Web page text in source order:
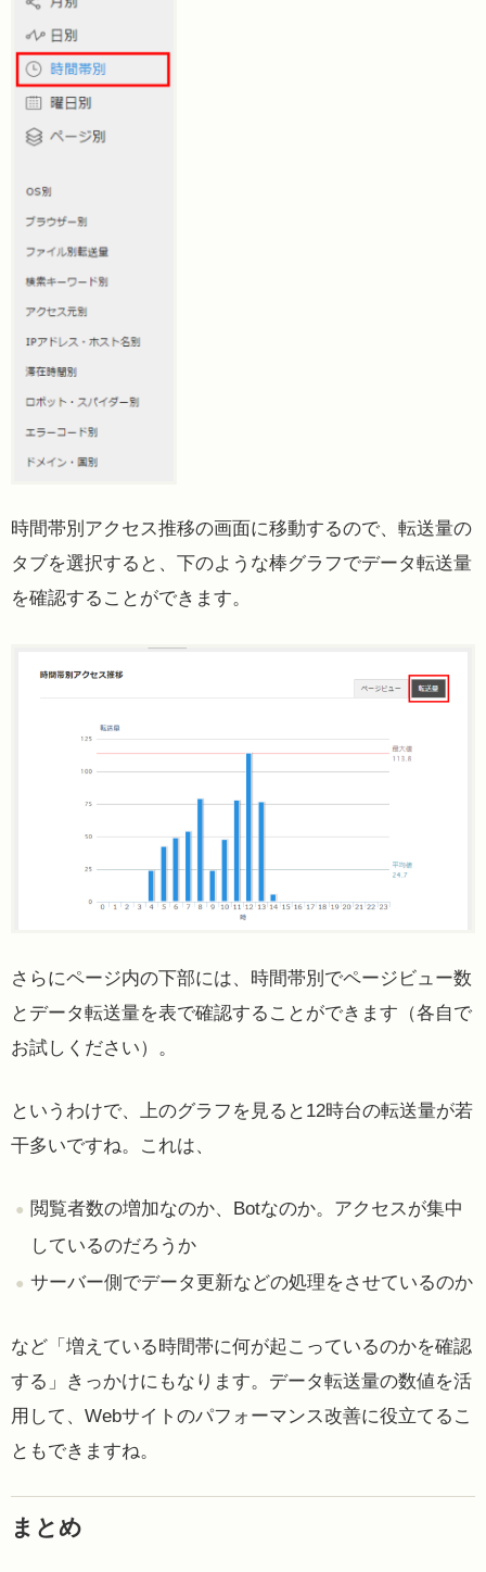
時間帯別アクセス推移の画面に移動するので、転送量の
タブを選択すると、下のような棒グラフでデータ転送量
を確認することができます。
さらにページ内の下部には、時間帯別でページビュー数
とデータ転送量を表で確認することができます（各自で
お試しください）。
というわけで、上のグラフを見ると12時台の転送量が若
干多いですね。これは、
閲覧者数の増加なのか、Botなのか。アクセスが集中
しているのだろうか
サーバー側でデータ更新などの処理をさせているのか
など「増えている時間帯に何が起こっているのかを確認
する」きっかけにもなります。データ転送量の数値を活
用して、Webサイトのパフォーマンス改善に役立てるこ
ともできますね。
まとめ